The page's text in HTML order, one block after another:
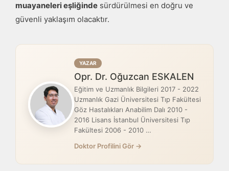
muayaneleri eşliğinde sürdürülmesi en doğru ve
güvenli yaklaşım olacaktır.
YAZAR
Opr. Dr. Oğuzcan ESKALEN
Eğitim ve Uzmanlık Bilgileri 2017 - 2022
Uzmanlık Gazi Üniversitesi Tıp Fakültesi
Göz Hastalıkları Anabilim Dalı 2010 -
2016 Lisans İstanbul Üniversitesi Tıp
Fakültesi 2006 - 2010 …
Doktor Profilini Gör →